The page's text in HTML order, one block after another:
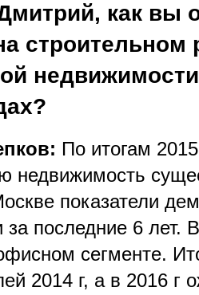
как вы
строительном
По итогам
недвижимость
показатели
за последние 6 лет.
сегменте.
2014 г, а в 2016 г